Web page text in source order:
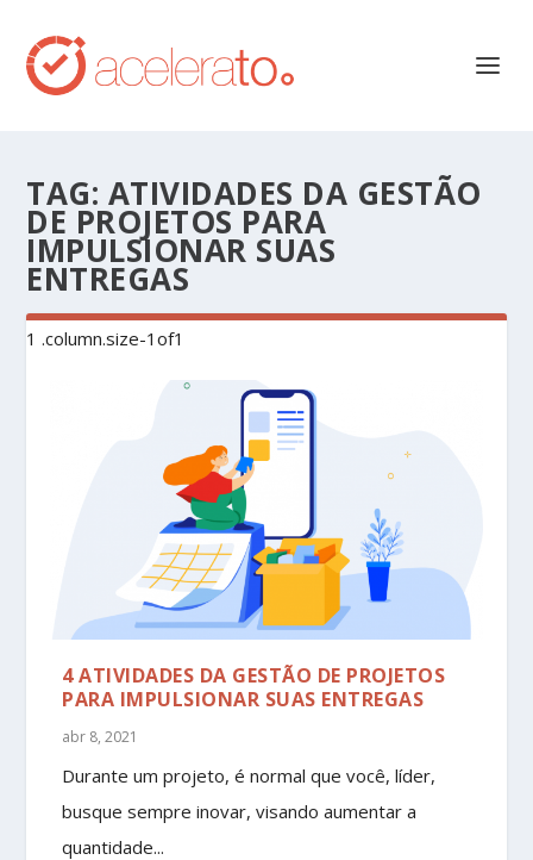
TAG: ATIVIDADES DA GESTÃO
DE PROJETOS PARA
IMPULSIONAR SUAS
ENTREGAS
4 ATIVIDADES DA GESTÃO DE PROJETOS
PARA IMPULSIONAR SUAS ENTREGAS
abr 8, 2021
Durante um projeto, é normal que você, líder,
busque sempre inovar, visando aumentar a
quantidade...